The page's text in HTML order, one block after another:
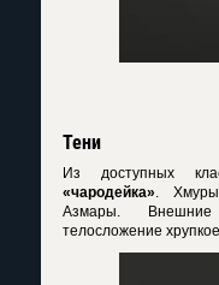
Тени
Из доступных
«чародейка».
Азмары.
телосложение